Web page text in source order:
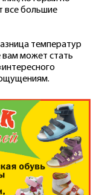
все большие
температур
может стать